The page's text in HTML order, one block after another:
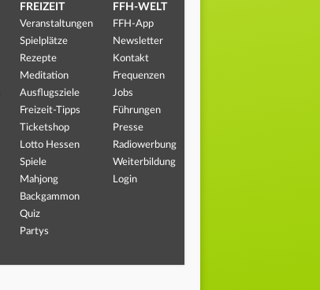
FREIZEIT
Veranstaltungen
Spielplätze
Rezepte
Meditation
Ausflugsziele
Freizeit-Tipps
Ticketshop
Lotto Hessen
Spiele
Mahjong
Backgammon
Quiz
Partys
FFH-WELT
FFH-App
Newsletter
Kontakt
Frequenzen
Jobs
Führungen
Presse
Radiowerbung
Weiterbildung
Login